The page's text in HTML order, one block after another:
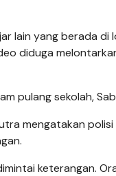
lain yang berada
diduga
pulang sekolah,
mengatakan
keterangan.